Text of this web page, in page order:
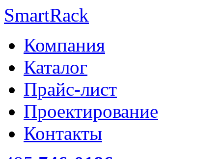
SmartRack
Компания
Каталог
Прайс-лист
Проектирование
Контакты